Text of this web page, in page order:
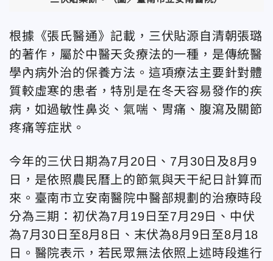
根據《張氏醫通》記載，三伏貼源自清朝張璐
的著作，屬於中醫天灸療法的一種，是傳統醫
學內病外治的保養方法。這項療法主要針對體
質較虛寒的患者，特別是在冬天容易發作的疾
病，如過敏性鼻炎、氣喘、胃痛、腹瀉及關節
疼痛等症狀。
今年的三伏日期為7月20日、7月30日及8月9
日，是依照農民曆上的節氣與天干紀日計算而
來。臺南市立安南醫院中醫部規劃的治療時段
分為三期：初伏為7月19日至7月29日、中伏
為7月30日至8月8日、末伏為8月9日至8月18
日。醫院表示，若民眾無法依照上述時段進行